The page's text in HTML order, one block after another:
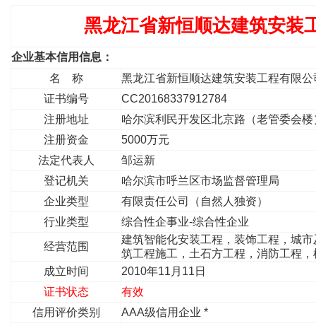
黑龙江省新恒顺达建筑安装
企业基本信用信息：
名 称
黑龙江省新恒顺达建筑安装工程有限
证书编号
CC20168337912784
注册地址
哈尔滨利民开发区北京路（老管委会
注册资金
5000万元
法定代表人
邹运新
登记机关
哈尔滨市呼兰区市场监督管理局
企业类型
有限责任公司（自然人独资）
行业类型
综合性企事业-综合性企业
经营范围
建筑智能化安装工程，装饰工程，城
筑工程施工，土石方工程，消防工程
成立时间
2010年11月11日
证书状态
有效
信用评价类别
AAA级信用企业 *